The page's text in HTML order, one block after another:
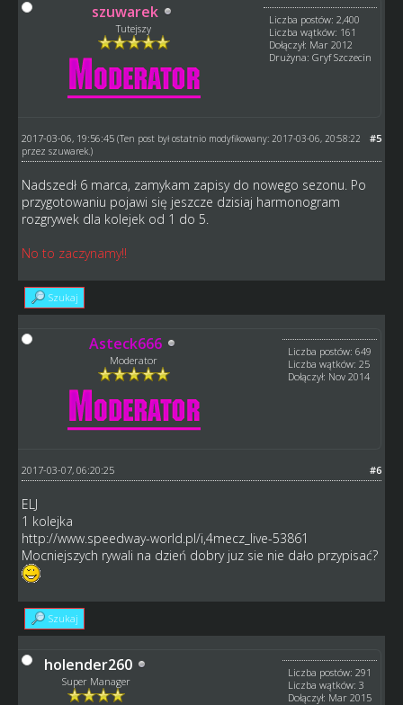
szuwarek
Tutejszy
Liczba postów: 2,400
Liczba wątków: 161
Dołączył: Mar 2012
Drużyna: Gryf Szczecin
#5
2017-03-06, 19:56:45 (Ten post był ostatnio modyfikowany: 2017-03-06, 20:58:22
przez szuwarek.)
Nadszedł 6 marca, zamykam zapisy do nowego sezonu. Po
przygotowaniu pojawi się jeszcze dzisiaj harmonogram
rozgrywek dla kolejek od 1 do 5.
No to zaczynamy!!
Szukaj
Asteck666
Moderator
Liczba postów: 649
Liczba wątków: 25
Dołączył: Nov 2014
#6
2017-03-07, 06:20:25
ELJ
1 kolejka
http://www.speedway-world.pl/i,4mecz_live-53861
Mocniejszych rywali na dzień dobry juz sie nie dało przypisać?
Szukaj
holender260
Super Manager
Liczba postów: 291
Liczba wątków: 3
Dołączył: Mar 2015